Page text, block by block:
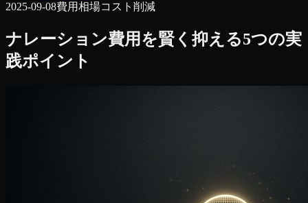
2025-09-08費用相場コスト削減
ナレーション費用を賢く抑える5つの実
践ポイント